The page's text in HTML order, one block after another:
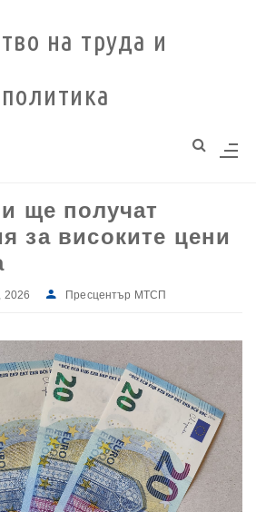
ще получат
за високите цени
2026 Пресцентър МТСП